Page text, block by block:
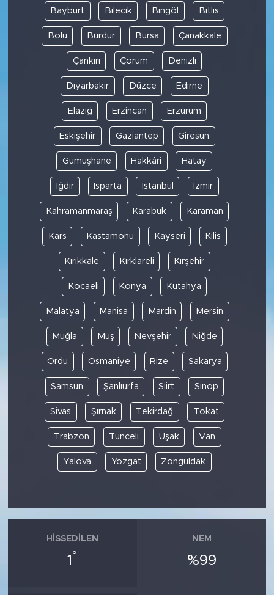
Bayburt Bilecik Bingöl Bitlis
Bolu Burdur Bursa Çanakkale
Çankırı Çorum Denizli
Diyarbakır Düzce Edirne
Elazığ Erzincan Erzurum
Eskişehir Gaziantep Giresun
Gümüşhane Hakkâri Hatay
Iğdır Isparta İstanbul İzmir
Kahramanmaraş Karabük Karaman
Kars Kastamonu Kayseri Kilis
Kırıkkale Kırklareli Kırşehir
Kocaeli Konya Kütahya
Malatya Manisa Mardin Mersin
Muğla Muş Nevşehir Niğde
Ordu Osmaniye Rize Sakarya
Samsun Şanlıurfa Siirt Sinop
Sivas Şırnak Tekirdağ Tokat
Trabzon Tunceli Uşak Van
Yalova Yozgat Zonguldak
HISSEDILEN
1 °
NEM
%99